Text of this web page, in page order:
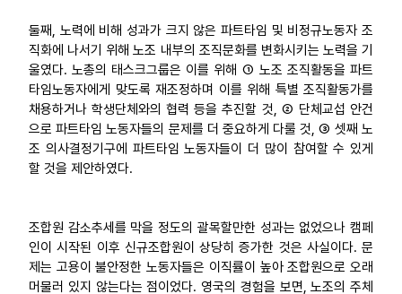
둘째, 노력에 비해 성과가 크지 않은 파트타임 및 비정규노동자 조
직화에 나서기 위해 노조 내부의 조직문화를 변화시키는 노력을 기
울였다. 노총의 태스크그룹은 이를 위해 ① 노조 조직활동을 파트
타임노동자에게 맞도록 재조정하며 이를 위해 특별 조직활동가를
채용하거나 학생단체와의 협력 등을 추진할 것, ② 단체교섭 안건
으로 파트타임 노동자들의 문제를 더 중요하게 다룰 것, ③ 셋째 노
조 의사결정기구에 파트타임 노동자들이 더 많이 참여할 수 있게
할 것을 제안하였다.
조합원 감소추세를 막을 정도의 괄목할만한 성과는 없었으나 캠페
인이 시작된 이후 신규조합원이 상당히 증가한 것은 사실이다. 문
제는 고용이 불안정한 노동자들은 이직률이 높아 조합원으로 오래
머물러 있지 않는다는 점이었다. 영국의 경험을 보면, 노조의 주체